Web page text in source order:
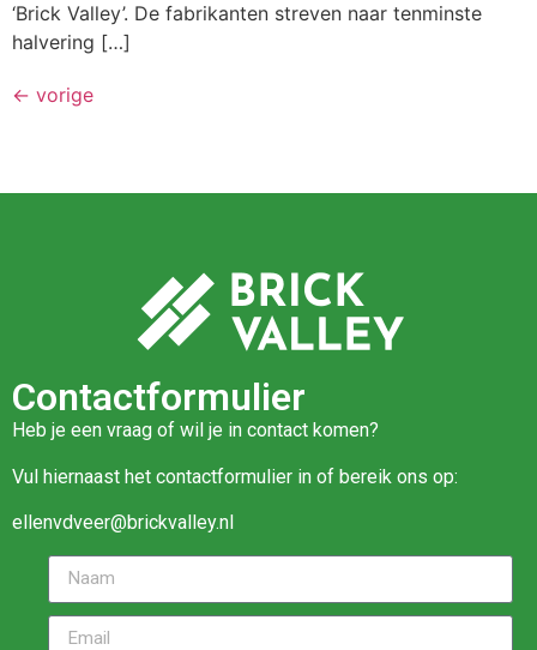
‘Brick Valley’. De fabrikanten streven naar tenminste
halvering […]
← vorige
Contactformulier
Heb je een vraag of wil je in contact komen?
Vul hiernaast het contactformulier in of bereik ons op:
ellenvdveer@brickvalley.nl